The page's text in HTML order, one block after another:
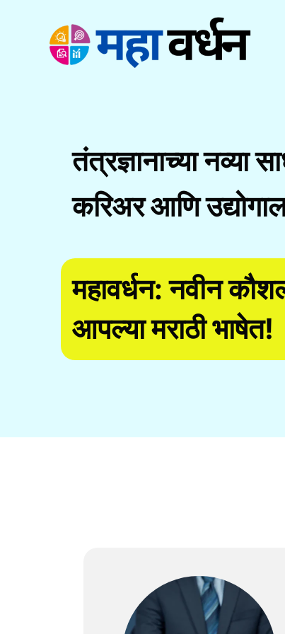
तंत्रज्ञानाच्या नव्या
करिअर आणि
महावर्धन: नवीन
आपल्या मराठी भाषेत!